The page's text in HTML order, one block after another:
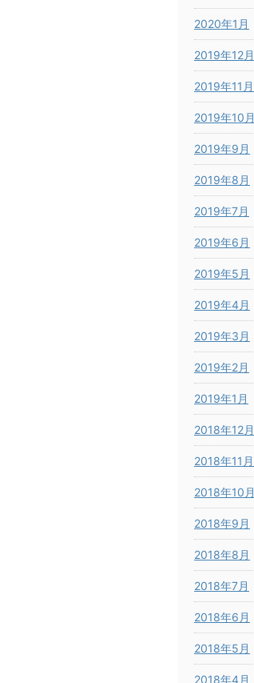
2020年1月
2019年12月
2019年11月
2019年10月
2019年9月
2019年8月
2019年7月
2019年6月
2019年5月
2019年4月
2019年3月
2019年2月
2019年1月
2018年12月
2018年11月
2018年10月
2018年9月
2018年8月
2018年7月
2018年6月
2018年5月
2018年4月